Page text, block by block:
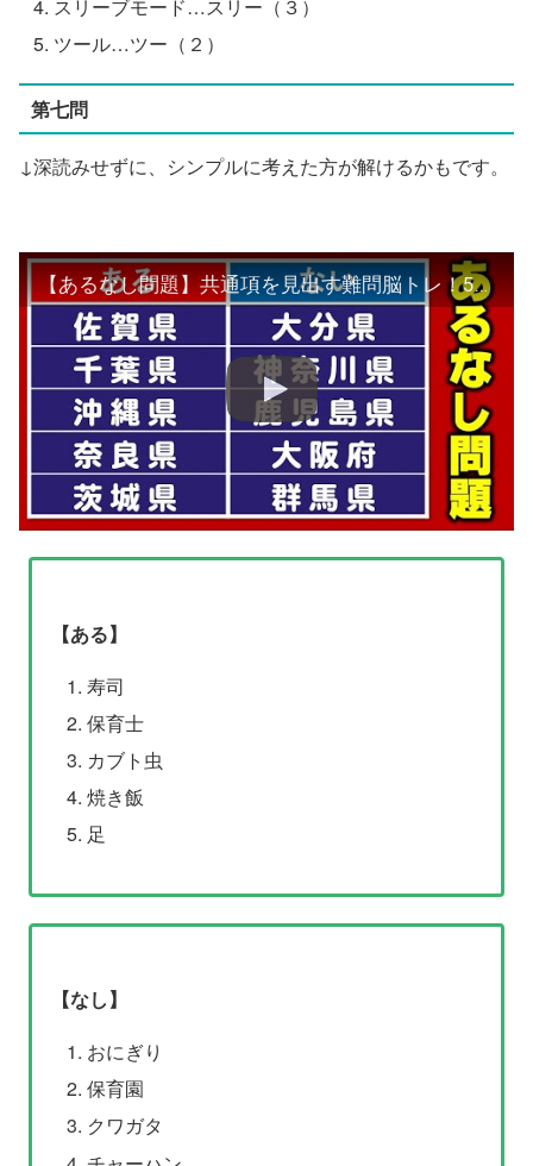
スリーブモード…スリー（３）
ツール…ツー（２）
第七問
↓深読みせずに、シンプルに考えた方が解けるかもです。
【あるなし問題】共通項を見出す難問脳トレ！5問！
【ある】
寿司
保育士
カブト虫
焼き飯
足
【なし】
おにぎり
保育園
クワガタ